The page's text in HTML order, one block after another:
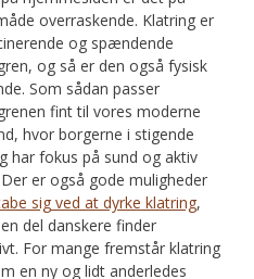
overraskende. Klatring er
og spændende
og så er den også fysisk
Som sådan passer
fint til vores moderne
hvor borgerne i stigende
har fokus på sund og aktiv
er også gode muligheder
sig ved at dyrke klatring,
del danskere finder
For mange fremstår klatring
en ny og lidt anderledes